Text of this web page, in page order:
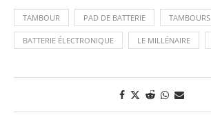
TAMBOUR PAD DE BATTERIE TAMBOURS
BATTERIE ÉLECTRONIQUE LE MILLÉNAIRE